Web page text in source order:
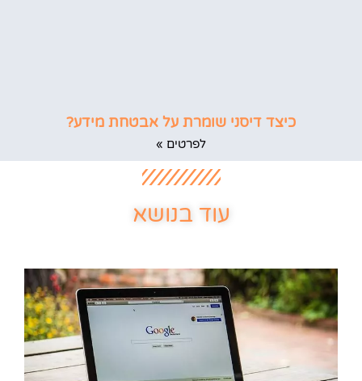
כיצד דיסני שומרת על אבטחת מידע?
לפרטים »
עוד בנושא